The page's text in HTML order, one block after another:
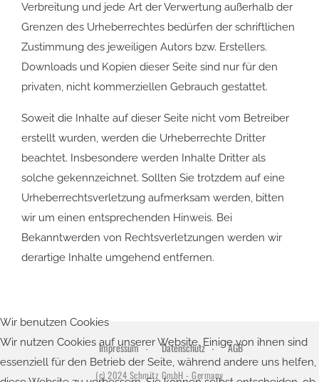
Verbreitung und jede Art der Verwertung außerhalb der
Grenzen des Urheberrechtes bedürfen der schriftlichen
Zustimmung des jeweiligen Autors bzw. Erstellers.
Downloads und Kopien dieser Seite sind nur für den
privaten, nicht kommerziellen Gebrauch gestattet.
Soweit die Inhalte auf dieser Seite nicht vom Betreiber
erstellt wurden, werden die Urheberrechte Dritter
beachtet. Insbesondere werden Inhalte Dritter als
solche gekennzeichnet. Sollten Sie trotzdem auf eine
Urheberrechtsverletzung aufmerksam werden, bitten
wir um einen entsprechenden Hinweis. Bei
Bekanntwerden von Rechtsverletzungen werden wir
derartige Inhalte umgehend entfernen.
Impressum Datenschutz AGB
(c) 2024 Schmitz GmbH - Germany
Wir benutzen Cookies
Wir nutzen Cookies auf unserer Website. Einige von ihnen sind
essenziell für den Betrieb der Seite, während andere uns helfen,